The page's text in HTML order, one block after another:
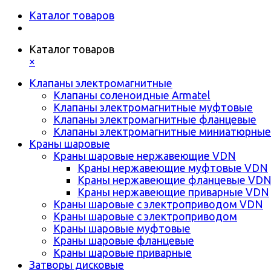
Каталог товаров
Каталог товаров
×
Клапаны электромагнитные
Клапаны соленоидные Armatel
Клапаны электромагнитные муфтовые
Клапаны электромагнитные фланцевые
Клапаны электромагнитные миниатюрные
Краны шаровые
Краны шаровые нержавеющие VDN
Краны нержавеющие муфтовые VDN
Краны нержавеющие фланцевые VDN
Краны нержавеющие приварные VDN
Краны шаровые с электроприводом VDN
Краны шаровые с электроприводом
Краны шаровые муфтовые
Краны шаровые фланцевые
Краны шаровые приварные
Затворы дисковые